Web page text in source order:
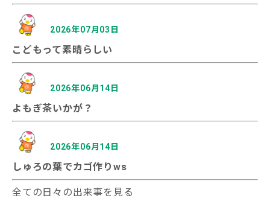
2026年07月03日
こどもって素晴らしい
2026年06月14日
よもぎ茶いかが？
2026年06月14日
しゅろの葉でカゴ作りws
全ての日々の出来事を見る